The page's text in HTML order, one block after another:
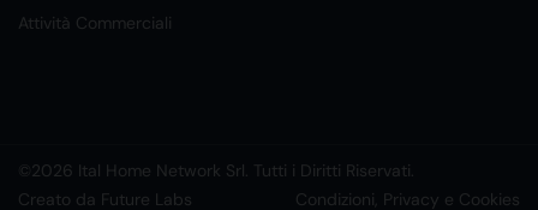
Attività Commerciali
©2026 Ital Home Network Srl. Tutti i Diritti Riservati.
Creato da Future Labs
Condizioni, Privacy e Cookies